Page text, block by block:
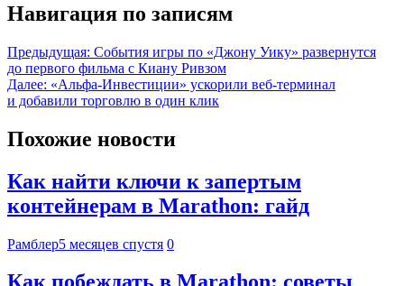
Навигация по записям
Предыдущая: События игры по «Джону Уику» развернутся
до первого фильма с Киану Ривзом
Далее: «Альфа-Инвестиции» ускорили веб-терминал
и добавили торговлю в один клик
Похожие новости
Как найти ключи к запертым
контейнерам в Marathon: гайд
Рамблер5 месяцев спустя 0